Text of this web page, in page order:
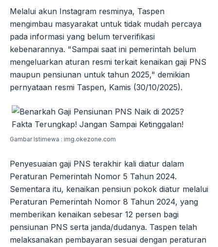
Melalui akun Instagram resminya, Taspen
mengimbau masyarakat untuk tidak mudah percaya
pada informasi yang belum terverifikasi
kebenarannya. "Sampai saat ini pemerintah belum
mengeluarkan aturan resmi terkait kenaikan gaji PNS
maupun pensiunan untuk tahun 2025," demikian
pernyataan resmi Taspen, Kamis (30/10/2025).
Gambar Istimewa : img.okezone.com
Penyesuaian gaji PNS terakhir kali diatur dalam
Peraturan Pemerintah Nomor 5 Tahun 2024.
Sementara itu, kenaikan pensiun pokok diatur melalui
Peraturan Pemerintah Nomor 8 Tahun 2024, yang
memberikan kenaikan sebesar 12 persen bagi
pensiunan PNS serta janda/dudanya. Taspen telah
melaksanakan pembayaran sesuai dengan peraturan